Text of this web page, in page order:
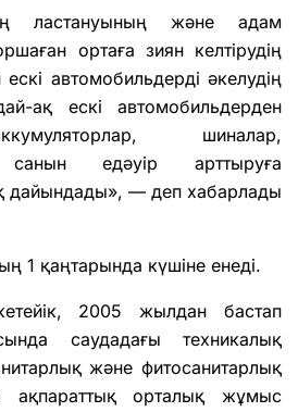
ластануының және адам
ортаға зиян келтірудің
ескі автомобильдерді әкелудің
ақ ескі автомобильдерден
шиналар,
санын едәуір арттыруға
дайындады», — деп хабарлады
1 қаңтарында күшіне енеді.
2005 жылдан бастап
саудадағы техникалық
және фитосанитарлық
ақпараттық орталық жұмыс